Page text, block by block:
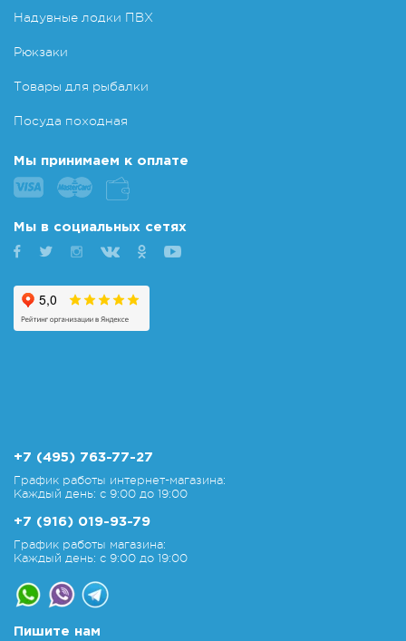
Надувные лодки ПВХ
Рюкзаки
Товары для рыбалки
Посуда походная
Мы принимаем к оплате
Мы в социальных сетях
+7 (495) 763-77-27
График работы интернет-магазина:
Каждый день: с 9:00 до 19:00
+7 (916) 019-93-79
График работы магазина:
Каждый день: с 9:00 до 19:00
Пишите нам